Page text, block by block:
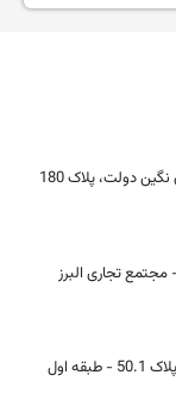
دولت، پلاک 180
مجتمع تجاری البرز
اول